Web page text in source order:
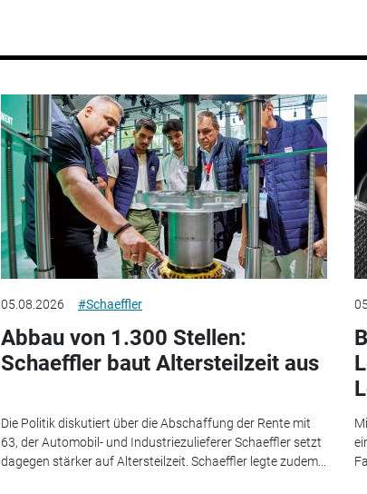
05.08.2026 #Schaeffler
Abbau von 1.300 Stellen:
Schaeffler baut Altersteilzeit aus
Die Politik diskutiert über die Abschaffung der Rente mit
63, der Automobil- und Industriezulieferer Schaeffler setzt
dagegen stärker auf Altersteilzeit. Schaeffler legte zudem...